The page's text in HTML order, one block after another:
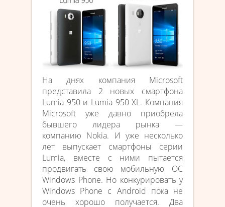
На днях компания Microsoft
представила 2 новых смартфона
Lumia 950 и Lumia 950 XL. Компания
Microsoft уже давно приобрела
бывшего лидера рынка —
компанию Nokia. И уже несколько
лет выпускает смартфоны серии
Lumia, вместе с ними пытается
продвигать свою мобильную ОС
Windows Phone. Но конкурировать у
Windows Phone с Android пока не
очень хорошо получается. Два